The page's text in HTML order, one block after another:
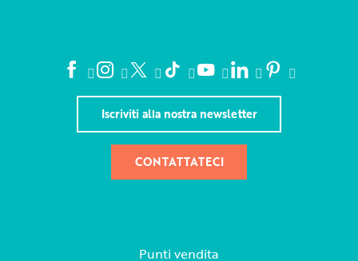
Iscriviti alla nostra newsletter
CONTATTATECI
Punti vendita